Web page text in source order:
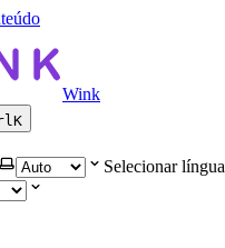
Wink
K
Selecionar língua